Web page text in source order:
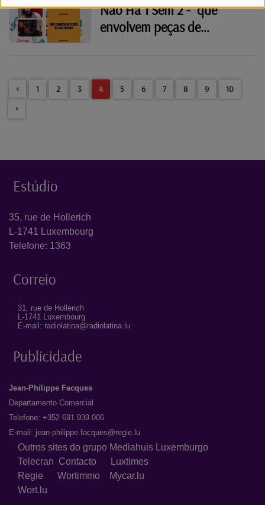
Não Há 1 Sem 2 - "que
envolvem peças de
< 1 2 3 4 5 6 7 8 9
10
>
Estúdio
35, rue de Hollerich
L-1741 Luxembourg
Telefone: 1363
Correio
31, rue de Hollerich
L-1741 Luxembourg
E-mail: radiolatina@radiolatina.lu
Publicidade
Jean-Philippe Facques
Departamento Comercial
Telefone: +352 691 939 006
E-mail: jean-philippe.facques@regie.lu
Outros sites do grupo Mediahuis Luxemburgo
Telecran Contacto
Luxtimes
Regie Wortimmo
Mycar.lu
Wort.lu